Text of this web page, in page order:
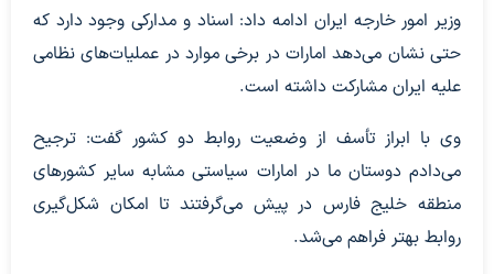
وزیر امور خارجه ایران ادامه داد: اسناد و مدارکی وجود دارد که
حتی نشان می‌دهد امارات در برخی موارد در عملیات‌های نظامی
علیه ایران مشارکت داشته است.
وی با ابراز تأسف از وضعیت روابط دو کشور گفت: ترجیح
می‌دادم دوستان ما در امارات سیاستی مشابه سایر کشورهای
منطقه خلیج فارس در پیش می‌گرفتند تا امکان شکل‌گیری
روابط بهتر فراهم می‌شد.